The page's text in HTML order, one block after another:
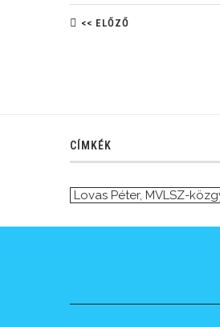
<< ELŐZŐ
CÍMKÉK
Lovas Péter, MVLSZ-